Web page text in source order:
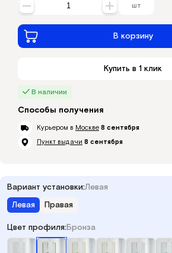
на
шт
В корзину
Купить в 1 клик
В наличии
Способы получения
Курьером в Москве 8 сентября
Пункт выдачи 8 сентября
Вариант установки:Левая
Левая
Правая
Цвет профиля:Бронза